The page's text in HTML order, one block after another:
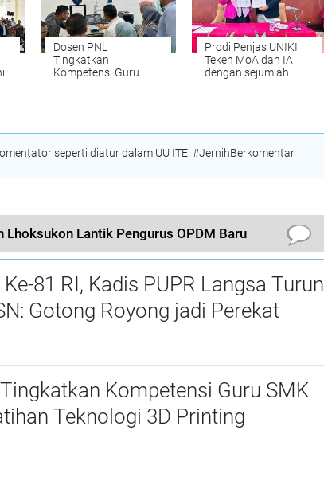
Dosen PNL
Tingkatkan
Kompetensi Guru
Prodi Penjas UNIKI
Teken MoA dan IA
dengan sejumlah
seperti diatur dalam UU ITE. #JernihBerkomentar
Lhoksukon Lantik Pengurus OPDM Baru
81 RI, Kadis PUPR Langsa Turun
Gotong Royong jadi Perekat
Kompetensi Guru SMK
Teknologi 3D Printing